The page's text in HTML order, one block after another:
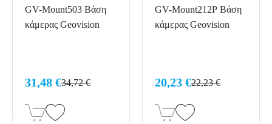
GV-Mount503 Βάση
κάμερας Geovision
31,48 €34,72 €
GV-Mount212P Βάση
κάμερας Geovision
20,23 €22,23 €